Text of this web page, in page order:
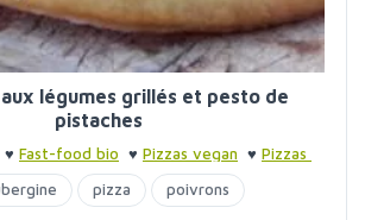
aux légumes grillés et pesto de
pistaches
♥ Fast-food bio ♥ Pizzas vegan ♥ Pizzas
pizza poivrons